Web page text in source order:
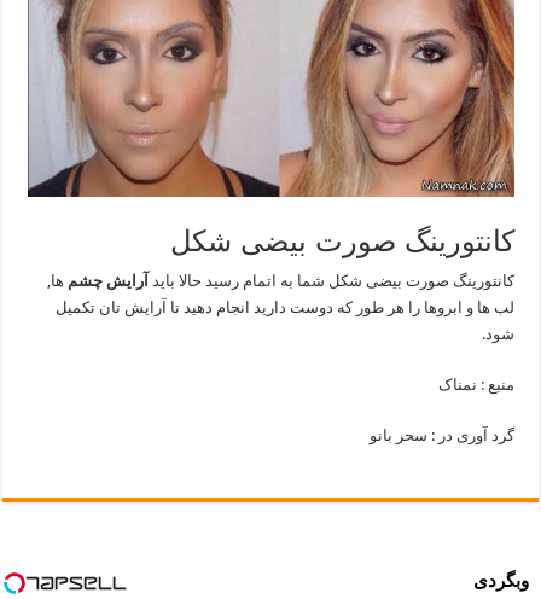
کانتورینگ صورت بیضی شکل
کانتورینگ صورت بیضی شکل شما به اتمام رسید حالا باید آرایش چشم ها,
لب ها و ابروها را هر طور که دوست دارید انجام دهید تا آرایش تان تکمیل
شود.
منبع : نمناک
گرد آوری در : سحر بانو
وبگردی